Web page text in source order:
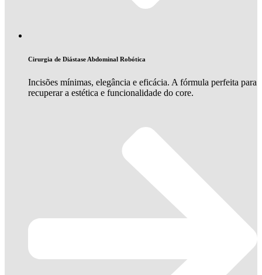
Cirurgia de Diástase Abdominal Robótica
Incisões mínimas, elegância e eficácia. A fórmula perfeita para
recuperar a estética e funcionalidade do core.